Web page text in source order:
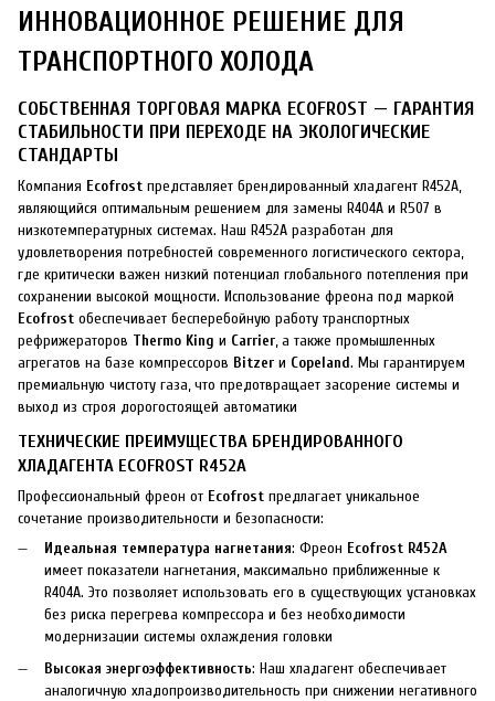
ИННОВАЦИОННОЕ РЕШЕНИЕ ДЛЯ
ТРАНСПОРТНОГО ХОЛОДА
СОБСТВЕННАЯ ТОРГОВАЯ МАРКА ECOFROST — ГАРАНТИЯ
СТАБИЛЬНОСТИ ПРИ ПЕРЕХОДЕ НА ЭКОЛОГИЧЕСКИЕ
СТАНДАРТЫ
Компания Ecofrost представляет брендированный хладагент R452A,
являющийся оптимальным решением для замены R404A и R507 в
низкотемпературных системах. Наш R452A разработан для
удовлетворения потребностей современного логистического сектора,
где критически важен низкий потенциал глобального потепления при
сохранении высокой мощности. Использование фреона под маркой
Ecofrost обеспечивает бесперебойную работу транспортных
рефрижераторов Thermo King и Carrier, а также промышленных
агрегатов на базе компрессоров Bitzer и Copeland. Мы гарантируем
премиальную чистоту газа, что предотвращает засорение системы и
выход из строя дорогостоящей автоматики
ТЕХНИЧЕСКИЕ ПРЕИМУЩЕСТВА БРЕНДИРОВАННОГО
ХЛАДАГЕНТА ECOFROST R452A
Профессиональный фреон от Ecofrost предлагает уникальное
сочетание производительности и безопасности:
Идеальная температура нагнетания: Фреон Ecofrost R452A
имеет показатели нагнетания, максимально приближенные к
R404A. Это позволяет использовать его в существующих установках
без риска перегрева компрессора и без необходимости
модернизации системы охлаждения головки
Высокая энергоэффективность: Наш хладагент обеспечивает
аналогичную хладопроизводительность при снижении негативного